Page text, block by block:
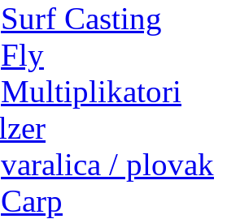
Surf Casting
Fly
Multiplikatori
varalica / plovak
Carp